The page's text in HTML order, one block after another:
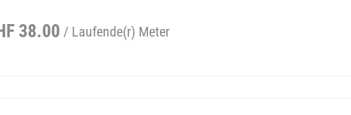
38.00 / Laufende(r) Meter